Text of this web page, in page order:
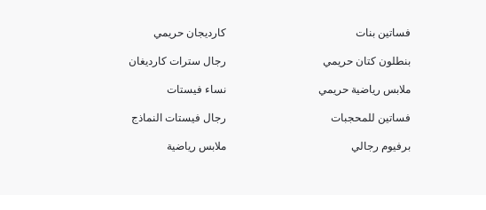
فساتين بنات
بنطلون كتان حريمي
ملابس رياضية حريمي
فساتين للمحجبات
برفيوم رجالي
كارديجان حريمي
رجال سترات كارديغان
نساء فيستات
رجال فيستات النماذج
ملابس رياضية